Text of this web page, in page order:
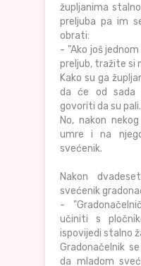
župljanima
preljuba pa im
obrati:
- "Ako još
preljub, tražite si
Kako su ga
da će od sada
govoriti da su pali.
No, nakon
umre i na
svećenik.
Nakon
svećenik
-
učiniti s
ispovijedi stalno
Gradonačelnik
da mladom